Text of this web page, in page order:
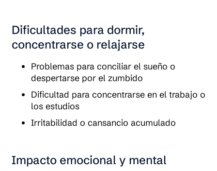
Dificultades para dormir,
concentrarse o relajarse
Problemas para conciliar el sueño o
despertarse por el zumbido
Dificultad para concentrarse en el trabajo o
los estudios
Irritabilidad o cansancio acumulado
Impacto emocional y mental